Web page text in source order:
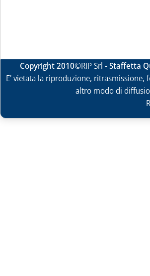
Copyright 2010©RIP Srl -Staffetta
E' vietata la riproduzione, ritrasmissione,
altro modo di